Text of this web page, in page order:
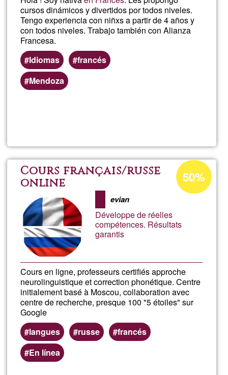
cursos dinámicos y divertidos por todos niveles.
Tengo experiencia con niñxs a partir de 4 años y
con todos niveles. Trabajo también con Alianza
Francesa.
Idiomas
francés
Mendoza
de
Cours français/russe
online
evian
Développe de réelles
compétences. Résultats
garantis
Cours en ligne, professeurs certifiés approche
neurolinguistique et correction phonétique. Centre
initialement basé à Moscou, collaboration avec
centre de recherche, presque 100 "5 étoiles" sur
Google
langues
russe
francés
En línea
Ğ1ean
onartzen
den
50%